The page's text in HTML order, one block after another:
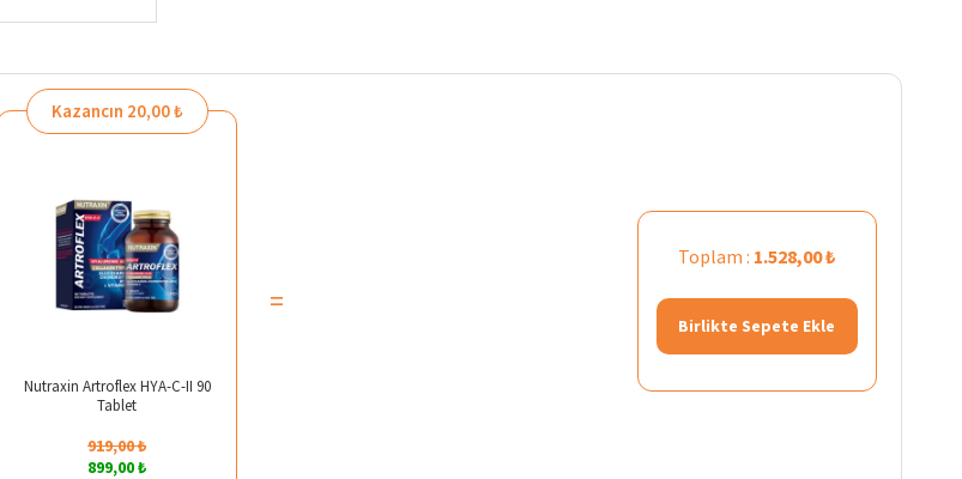
Kazancın 20,00 ₺
Nutraxin Artroflex HYA-C-II 90
Tablet
919,00 ₺
899,00 ₺
=
Toplam : 1.528,00 ₺
Birlikte Sepete Ekle